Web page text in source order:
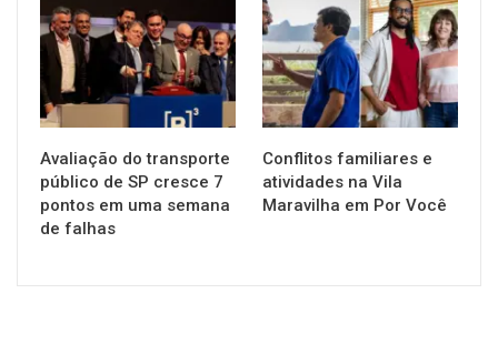
NOTÍCIAS
Avaliação do transporte
público de SP cresce 7
pontos em uma semana
de falhas
NOTÍCIAS
Conflitos familiares e
atividades na Vila
Maravilha em Por Você